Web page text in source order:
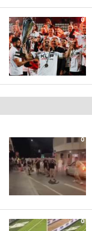
0
0
0